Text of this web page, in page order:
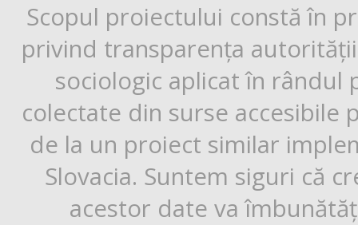
Scopul proiectului constă în
privind transparența
sociologic aplicat în rândul
colectate din surse
de la un proiect similar
Slovacia. Suntem siguri că
acestor date va